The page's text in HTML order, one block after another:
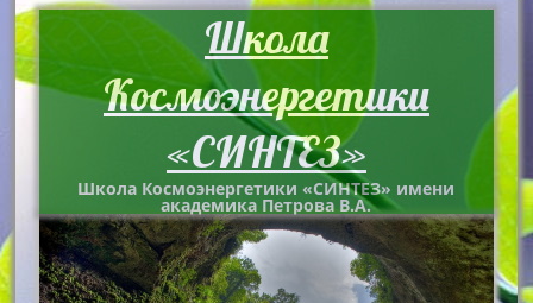
Школа
Космоэнергетики
«СИНТЕЗ»
Школа Космоэнергетики «СИНТЕЗ» имени
академика Петрова В.А.